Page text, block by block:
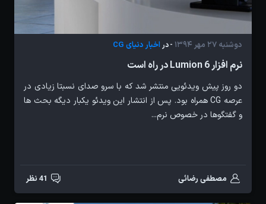
دوشنبه 27 مهر 1394 - دراخبار دنیای CG
نرم افزار Lumion 6 در راه است
دو روز پیش ویدئویی منتشر شد که با سرو صدای نسبتا زیادی در
عرصه CG همراه بود. پس از انتشار این ویدئو یکبار دیگه بحث ها
و گفتگوها در خصوص نرم...
مصطفی رضائی 41 نظر